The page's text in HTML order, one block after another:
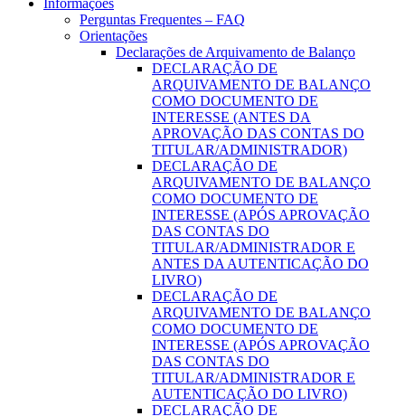
Informações
Perguntas Frequentes – FAQ
Orientações
Declarações de Arquivamento de Balanço
DECLARAÇÃO DE
ARQUIVAMENTO DE BALANÇO
COMO DOCUMENTO DE
INTERESSE (ANTES DA
APROVAÇÃO DAS CONTAS DO
TITULAR/ADMINISTRADOR)
DECLARAÇÃO DE
ARQUIVAMENTO DE BALANÇO
COMO DOCUMENTO DE
INTERESSE (APÓS APROVAÇÃO
DAS CONTAS DO
TITULAR/ADMINISTRADOR E
ANTES DA AUTENTICAÇÃO DO
LIVRO)
DECLARAÇÃO DE
ARQUIVAMENTO DE BALANÇO
COMO DOCUMENTO DE
INTERESSE (APÓS APROVAÇÃO
DAS CONTAS DO
TITULAR/ADMINISTRADOR E
AUTENTICAÇÃO DO LIVRO)
DECLARAÇÃO DE